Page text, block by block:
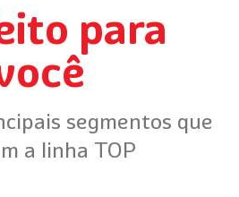
para
segmentos que
a linha TOP